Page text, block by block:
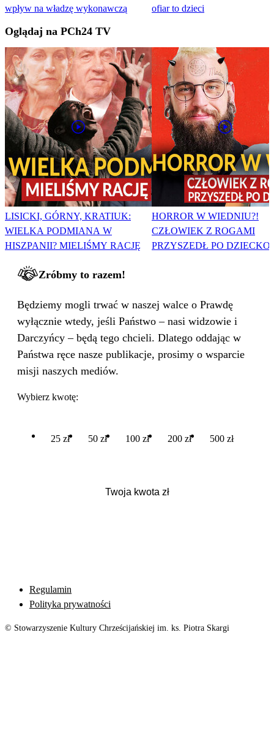
wpływ na władzę wykonawczą
ofiar to dzieci
Oglądaj na PCh24 TV
LISICKI, GÓRNY, KRATIUK:
WIELKA PODMIANA W
HISZPANII? MIELIŚMY RACJĘ
HORROR W WIEDNIU?!
CZŁOWIEK Z ROGAMI
PRZYSZEDŁ PO DZIECKO
Zróbmy to razem!
Będziemy mogli trwać w naszej walce o Prawdę
wyłącznie wtedy, jeśli Państwo – nasi widzowie i
Darczyńcy – będą tego chcieli. Dlatego oddając w
Państwa ręce nasze publikacje, prosimy o wsparcie
misji naszych mediów.
Wybierz kwotę:
25 zł 50 zł 100 zł 200 zł 500 zł
Regulamin
Polityka prywatności
© Stowarzyszenie Kultury Chrześcijańskiej im. ks. Piotra Skargi